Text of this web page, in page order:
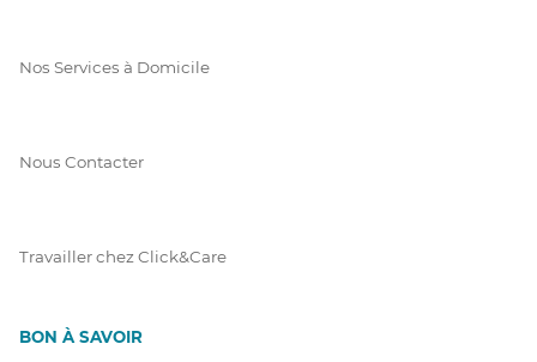
Nos Services à Domicile
Nous Contacter
Travailler chez Click&Care
BON À SAVOIR